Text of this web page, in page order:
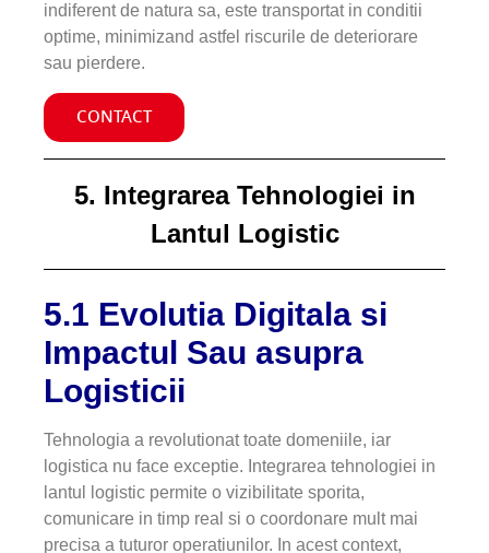
indiferent de natura sa, este transportat in conditii
optime, minimizand astfel riscurile de deteriorare
sau pierdere.
CONTACT
5. Integrarea Tehnologiei in
Lantul Logistic
5.1 Evolutia Digitala si
Impactul Sau asupra
Logisticii
Tehnologia a revolutionat toate domeniile, iar
logistica nu face exceptie. Integrarea tehnologiei in
lantul logistic permite o vizibilitate sporita,
comunicare in timp real si o coordonare mult mai
precisa a tuturor operatiunilor. In acest context,